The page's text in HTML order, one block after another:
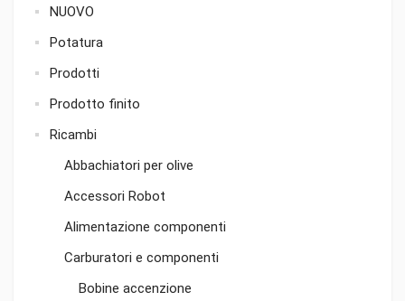
NUOVO
Potatura
Prodotti
Prodotto finito
Ricambi
Abbachiatori per olive
Accessori Robot
Alimentazione componenti
Carburatori e componenti
Bobine accenzione